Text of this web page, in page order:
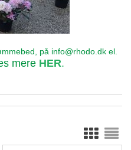
på info@rhodo.dk el.
mere HER.